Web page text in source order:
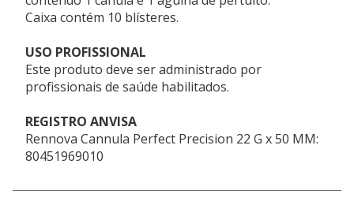
Caixa contém 10 blísteres.
USO PROFISSIONAL
Este produto deve ser administrado por
profissionais de saúde habilitados.
REGISTRO ANVISA
Rennova Cannula Perfect Precision 22 G x 50 MM:
80451969010